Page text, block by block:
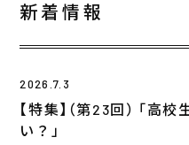
新着情報
2026.7.3
【特集】（第23回） 「高
い？」